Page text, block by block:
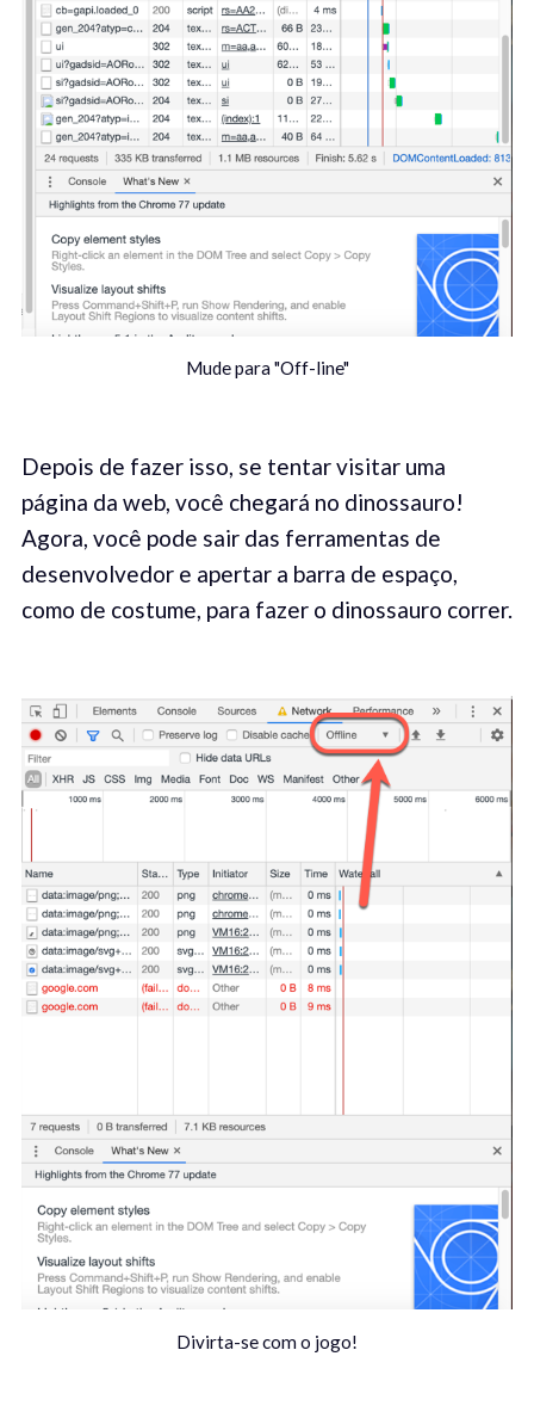
Mude para "Off-line"
Depois de fazer isso, se tentar visitar uma
página da web, você chegará no dinossauro!
Agora, você pode sair das ferramentas de
desenvolvedor e apertar a barra de espaço,
como de costume, para fazer o dinossauro correr.
Divirta-se com o jogo!